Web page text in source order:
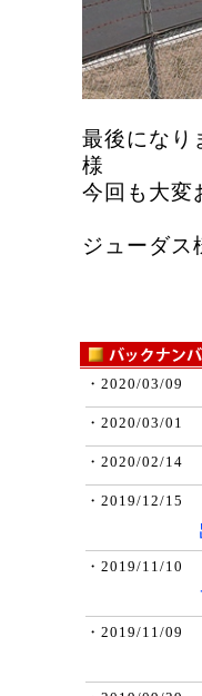
最後になり
様
今回も大変
ジューダス
・2020/03/09
・2020/03/01
・2020/02/14
・2019/12/15
・2019/11/10
・2019/11/09